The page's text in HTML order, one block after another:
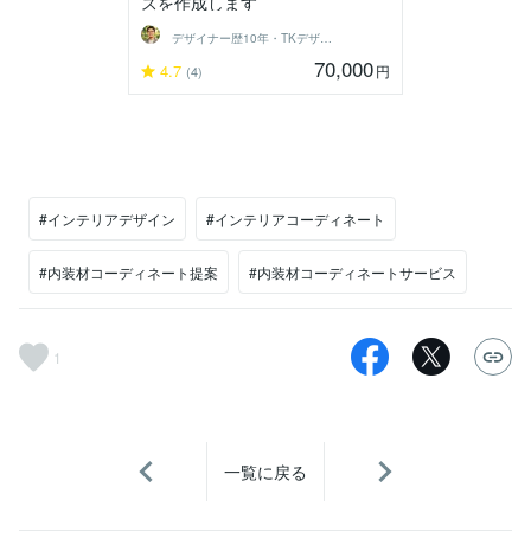
デザイナー歴10年・TKデザイン工房
4.7 (4) 70,000円
#インテリアデザイン #インテリアコーディネート
#内装材コーディネート提案 #内装材コーディネートサービス
1
一覧に戻る